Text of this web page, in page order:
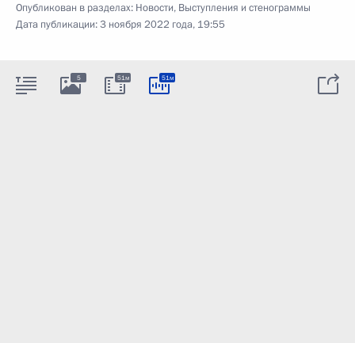
Опубликован в разделах: Новости, Выступления и стенограммы
Дата публикации:3 ноября 2022 года, 19:55
5 51м 51м